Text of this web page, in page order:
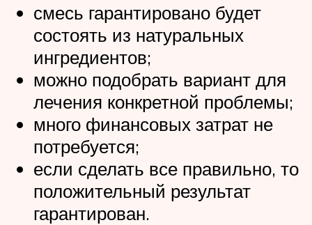
смесь гарантировано будет
состоять из натуральных
ингредиентов;
можно подобрать вариант для
лечения конкретной проблемы;
много финансовых затрат не
потребуется;
если сделать все правильно, то
положительный результат
гарантирован.